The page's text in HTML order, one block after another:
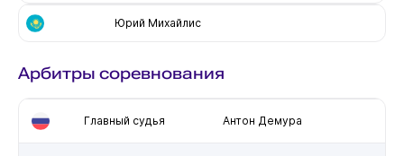
Юрий Михайлис
Арбитры соревнования
Главный судья Антон Демура